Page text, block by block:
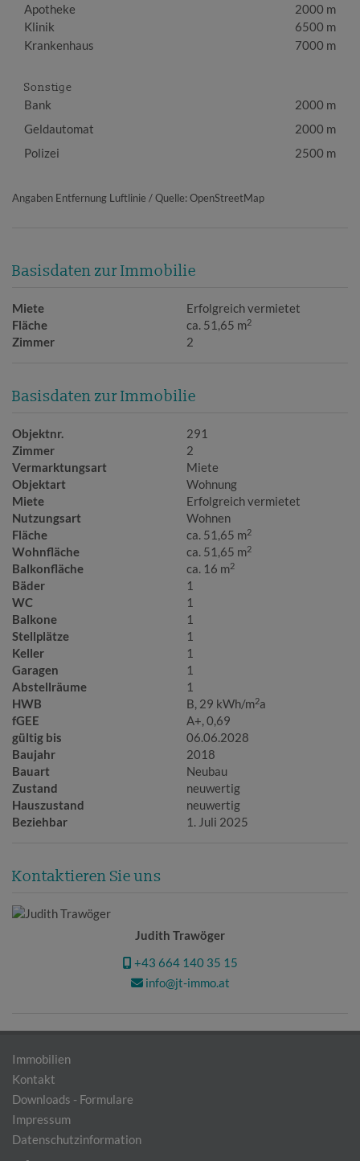
Apotheke
2000 m
Klinik
6500 m
Krankenhaus
7000 m
Sonstige
Bank
2000 m
Geldautomat
2000 m
Polizei
2500 m
Angaben Entfernung Luftlinie / Quelle: OpenStreetMap
Basisdaten zur Immobilie
Miete
Erfolgreich vermietet
Fläche
ca. 51,65 m2
Zimmer 2
Basisdaten zur Immobilie
Objektnr.
291
Zimmer
2
Vermarktungsart
Miete
Objektart
Wohnung
Miete
Erfolgreich vermietet
Nutzungsart
Wohnen
Fläche
ca. 51,65 m2
Wohnfläche ca. 51,65 m2
Balkonfläche ca. 16 m2
Bäder
1
WC
1
Balkone
1
Stellplätze
1
Keller
1
Garagen
1
Abstellräume
1
HWB
B, 29 kWh/m2a
fGEE
A+, 0,69
gültig bis
06.06.2028
Baujahr
2018
Bauart
Neubau
Zustand
neuwertig
Hauszustand
neuwertig
Beziehbar
1. Juli 2025
Kontaktieren Sie uns
Judith Trawöger
+43 664 140 35 15
info@jt-immo.at
Immobilien
Kontakt
Downloads - Formulare
Impressum
Datenschutzinformation